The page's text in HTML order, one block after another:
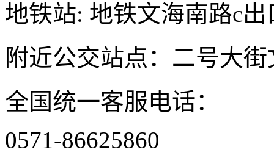
地铁站: 地铁文海南路c出
附近公交站点：二号大
全国统一客服电话：
0571-86625860